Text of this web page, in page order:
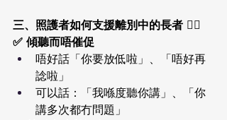
三、照護者如何支援離別中的長者 🧑‍⚕️
✅ 傾聽而唔催促
唔好話「你要放低啦」、「唔好再
諗啦」
可以話：「我喺度聽你講」、「你
講多次都冇問題」